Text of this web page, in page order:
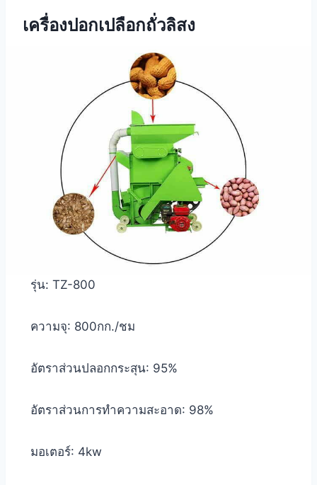
เครื่องปอกเปลือกถั่วลิสง
รุ่น: TZ-800
ความจุ: 800กก./ชม
อัตราส่วนปลอกกระสุน: 95%
อัตราส่วนการทำความสะอาด: 98%
มอเตอร์: 4kw